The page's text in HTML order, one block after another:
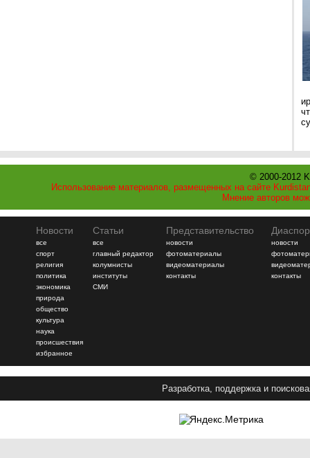
© 2000-2012
Использование материалов, размещенных на сайте
Мнение авторов
Новости
все
спорт
религия
политика
экономика
природа
общество
культура
наука
происшествия
избранное
Статьи
все
главный редактор
колумнисты
институты
СМИ
Представительство
новости
фотоматериалы
видеоматериалы
контакты
новости
контакты
Разработка, поддержка и